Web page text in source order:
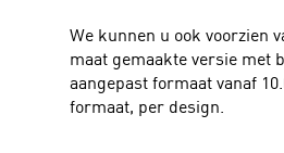
We kunnen u ook voorzien
maat gemaakte versie met
aangepast formaat vanaf
formaat, per design.